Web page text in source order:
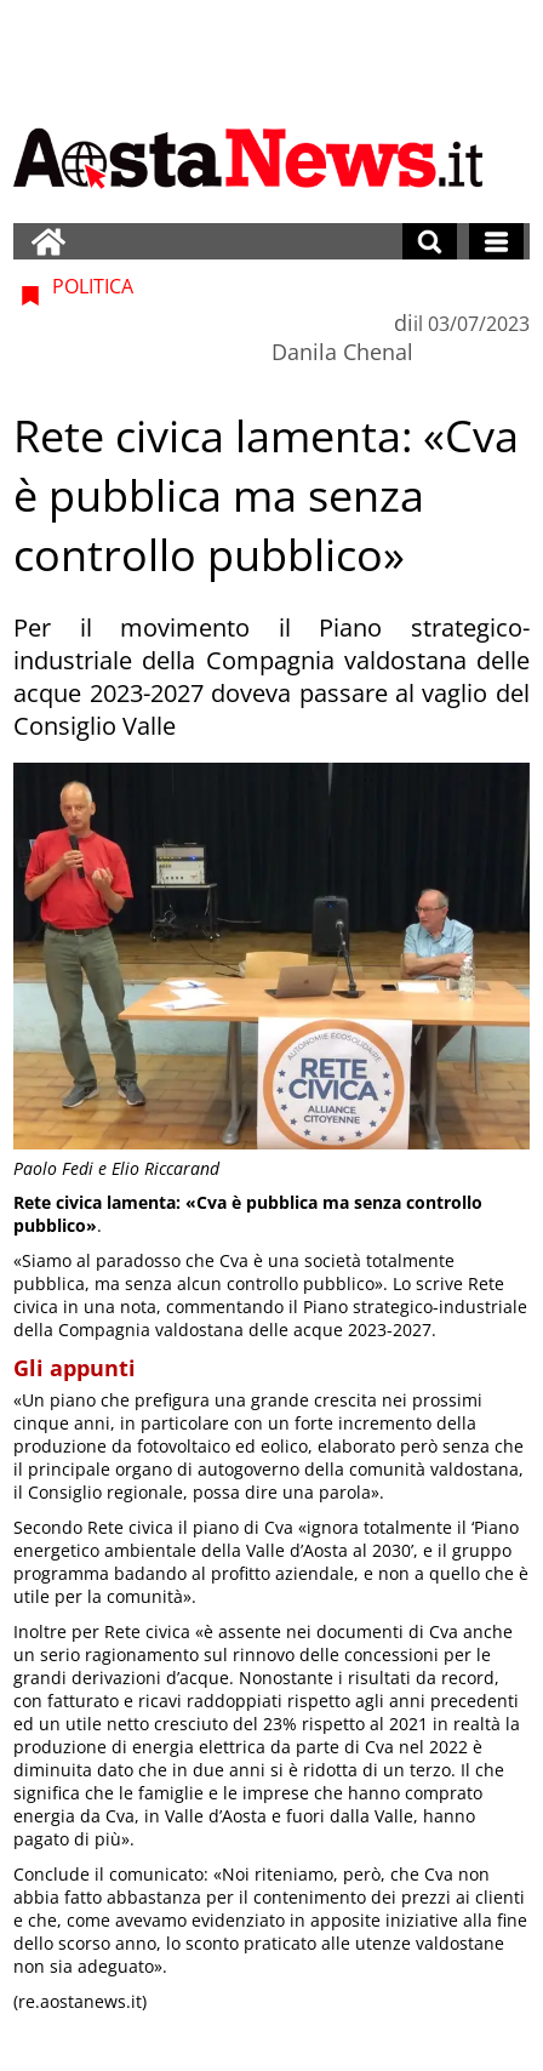
Paolo Fedi e Elio Riccarand
POLITICA
di
Danila Chenal
il 03/07/2023
Rete civica lamenta: «Cva
è pubblica ma senza
controllo pubblico»
Per il movimento il Piano strategico-
industriale della Compagnia valdostana delle
acque 2023-2027 doveva passare al vaglio del
Consiglio Valle
Rete civica lamenta: «Cva è pubblica ma senza controllo
pubblico».
«Siamo al paradosso che Cva è una società totalmente
pubblica, ma senza alcun controllo pubblico». Lo scrive Rete
civica in una nota, commentando il Piano strategico-industriale
della Compagnia valdostana delle acque 2023-2027.
Gli appunti
«Un piano che prefigura una grande crescita nei prossimi
cinque anni, in particolare con un forte incremento della
produzione da fotovoltaico ed eolico, elaborato però senza che
il principale organo di autogoverno della comunità valdostana,
il Consiglio regionale, possa dire una parola».
Secondo Rete civica il piano di Cva «ignora totalmente il ‘Piano
energetico ambientale della Valle d’Aosta al 2030’, e il gruppo
programma badando al profitto aziendale, e non a quello che è
utile per la comunità».
Inoltre per Rete civica «è assente nei documenti di Cva anche
un serio ragionamento sul rinnovo delle concessioni per le
grandi derivazioni d’acque. Nonostante i risultati da record,
con fatturato e ricavi raddoppiati rispetto agli anni precedenti
ed un utile netto cresciuto del 23% rispetto al 2021 in realtà la
produzione di energia elettrica da parte di Cva nel 2022 è
diminuita dato che in due anni si è ridotta di un terzo. Il che
significa che le famiglie e le imprese che hanno comprato
energia da Cva, in Valle d’Aosta e fuori dalla Valle, hanno
pagato di più».
Conclude il comunicato: «Noi riteniamo, però, che Cva non
abbia fatto abbastanza per il contenimento dei prezzi ai clienti
e che, come avevamo evidenziato in apposite iniziative alla fine
dello scorso anno, lo sconto praticato alle utenze valdostane
non sia adeguato».
(re.aostanews.it)